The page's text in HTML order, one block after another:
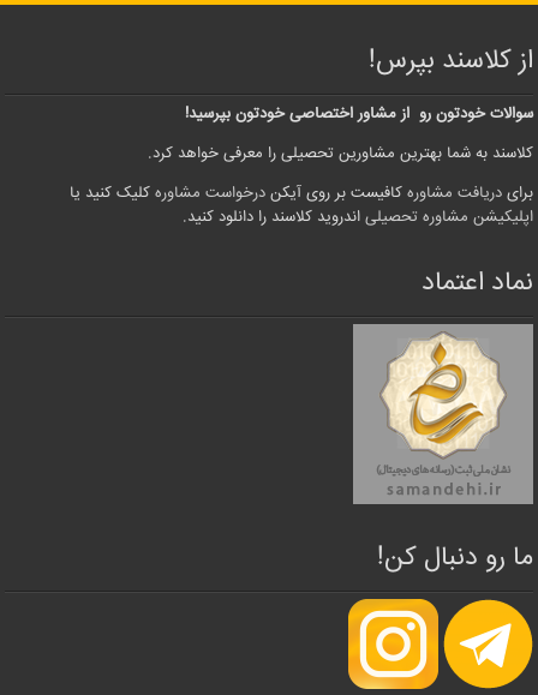
از کلاسند بپرس!
سوالات خودتون رو از مشاور اختصاصی خودتون بپرسید!
کلاسند به شما بهترین مشاورین تحصیلی را معرفی خواهد کرد.
برایدریافت مشاوره کافیست بر روی آیکندرخواست مشاوره کلیک کنید یا
اپلیکیشن مشاوره تحصیلی اندروید کلاسند را دانلود کنید.
نماد اعتماد
ما رو دنبال کن!